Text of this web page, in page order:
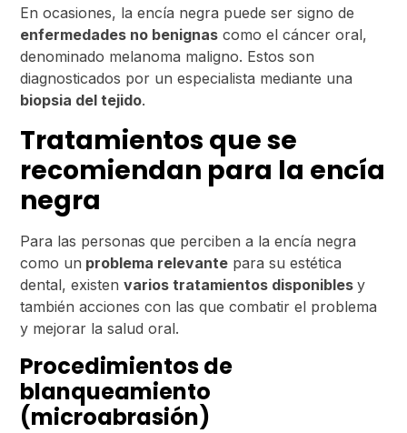
En ocasiones, la encía negra puede ser signo de
enfermedades no benignas como el cáncer oral,
denominado melanoma maligno. Estos son
diagnosticados por un especialista mediante una
biopsia del tejido.
Tratamientos que se
recomiendan para la encía
negra
Para las personas que perciben a la encía negra
como un problema relevante para su estética
dental, existenvarios tratamientos disponiblesy
también acciones con las que combatir el problema
y mejorar la salud oral.
Procedimientos de
blanqueamiento
(microabrasión)